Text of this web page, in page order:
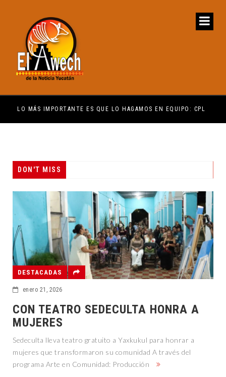
LO MÁS IMPORTANTE ES QUE LO HAGAMOS EN EQUIPO: CPL
DON'T MISS
DESTACADAS
enero 21, 2026
CON TEATRO SEDECULTA HONRA A
MUJERES
Sedeculta lleva teatro gratuito a Yaxkukul para honrar a
mujeres que transformaron su comunidad A través del
programa Arte en Comunidad: Producción